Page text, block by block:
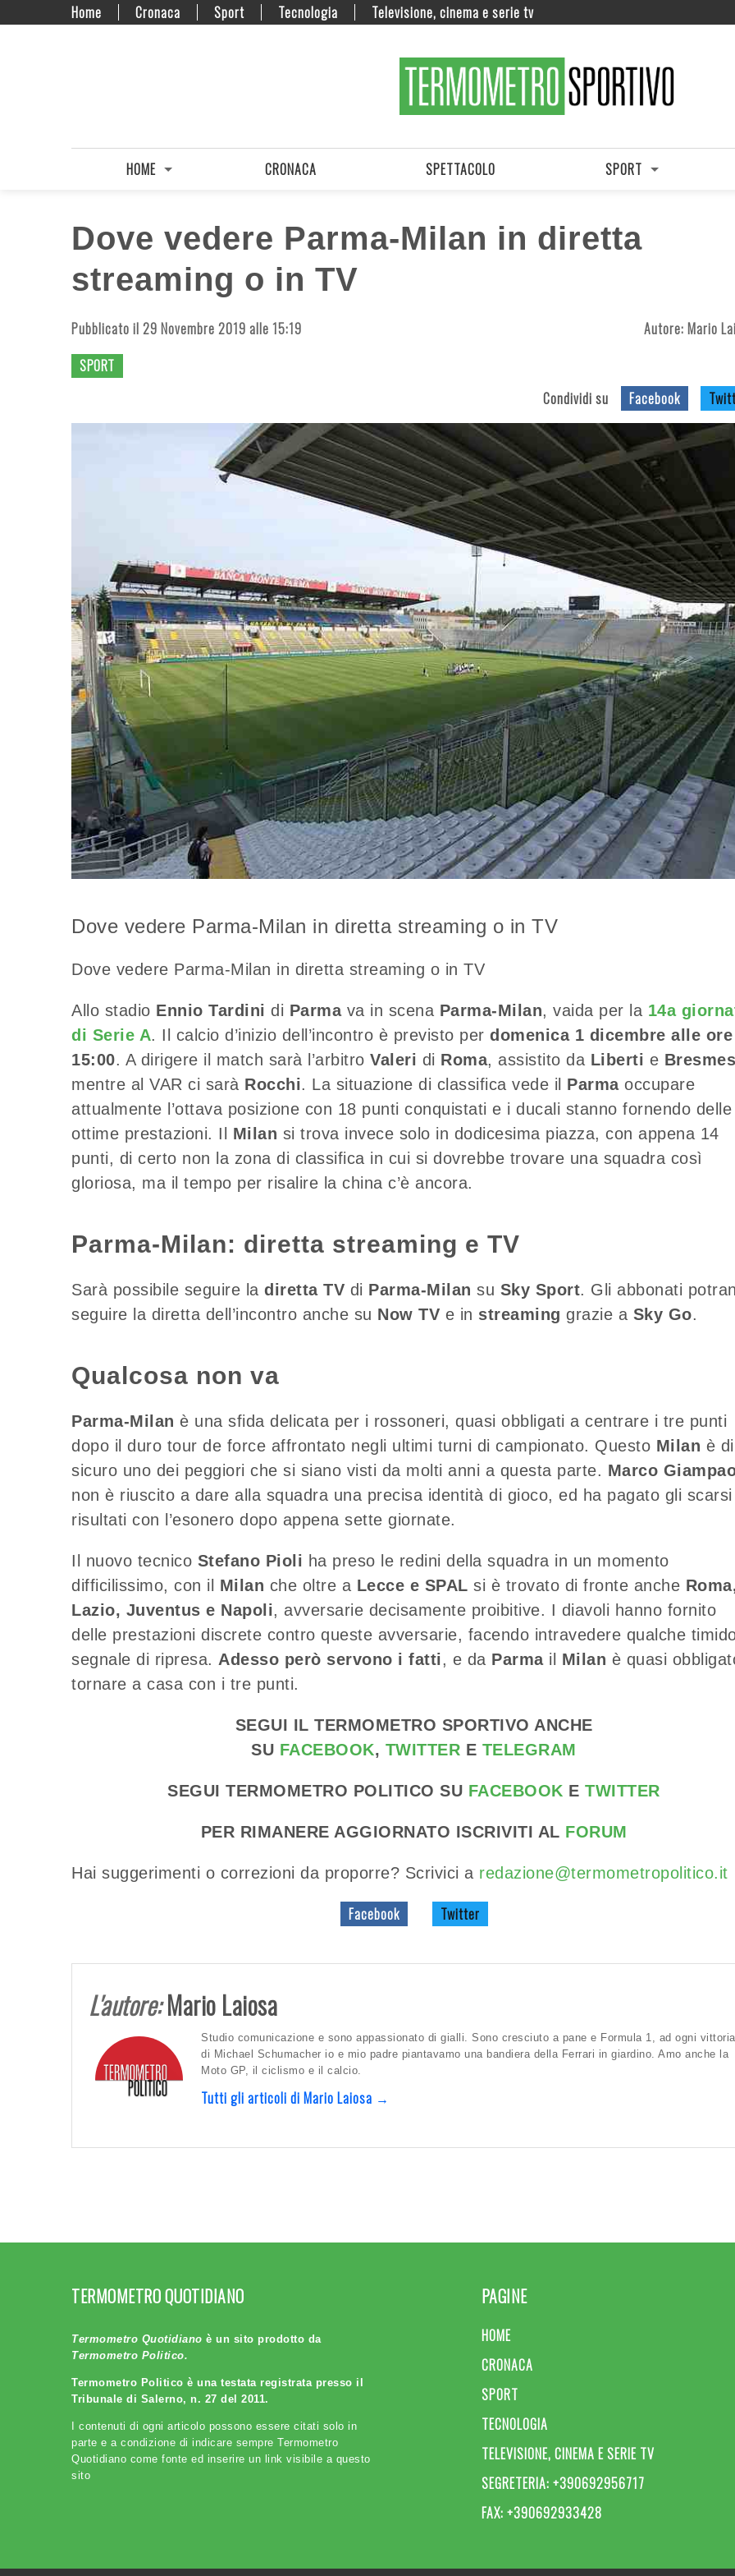
Home Cronaca Sport Tecnologia Televisione, cinema e serie tv
HOME CRONACA SPETTACOLO SPORT
Dove vedere Parma-Milan in diretta
streaming o in TV
Pubblicato il 29 Novembre 2019 alle 15:19 Autore: Mario
SPORT
Condividi su
Facebook
Dove vedere Parma-Milan in diretta streaming o in TV
Dove vedere Parma-Milan in diretta streaming o in TV
Allo stadio Ennio Tardini di Parmava in scena Parma-Milan, vaida per la 14a
di Serie A. Il calcio d’inizio dell’incontro è previsto per domenica 1 dicembre alle ore
15:00. A dirigere il match sarà l’arbitro Valeri di Roma, assistito da Liberti e Bresmes
mentre al VAR ci sarà Rocchi. La situazione di classifica vede il Parmaoccupare
attualmente l’ottava posizione con 18 punti conquistati e i ducali stanno fornendo delle
ottime prestazioni. Il Milan si trova invece solo in dodicesima piazza, con appena 14
punti, di certo non la zona di classifica in cui si dovrebbe trovare una squadra così
gloriosa, ma il tempo per risalire la china c’è ancora.
Parma-Milan: diretta streaming e TV
Sarà possibile seguire la diretta TV di Parma-Milan su Sky Sport. Gli abbonati
seguire la diretta dell’incontro anche su Now TV e in streaming grazie a Sky Go.
Qualcosa non va
Parma-Milan è una sfida delicata per i rossoneri, quasi obbligati a centrare i tre punti
dopo il duro tour de force affrontato negli ultimi turni di campionato. Questo Milan è di
sicuro uno dei peggiori che si siano visti da molti anni a questa parte. Marco
non è riuscito a dare alla squadra una precisa identità di gioco, ed ha pagato gli scarsi
risultati con l’esonero dopo appena sette giornate.
Il nuovo tecnico Stefano Pioli ha preso le redini della squadra in un momento
difficilissimo, con il Milan che oltre a Lecce e SPAL si è trovato di fronte anche
Lazio, Juventus e Napoli, avversarie decisamente proibitive. I diavoli hanno fornito
delle prestazioni discrete contro queste avversarie, facendo intravedere qualche
segnale di ripresa. Adesso però servono i fatti, e da Parmail Milan è quasi
tornare a casa con i tre punti.
SEGUI IL TERMOMETRO SPORTIVO ANCHE
SU FACEBOOK, TWITTER E TELEGRAM
SEGUI TERMOMETRO POLITICO SU FACEBOOK ETWITTER
PER RIMANERE AGGIORNATO ISCRIVITI AL FORUM
Hai suggerimenti o correzioni da proporre? Scrivici a redazione@termometropolitico.it
Facebook Twitter
L'autore:Mario Laiosa
Studio comunicazione e sono appassionato di gialli. Sono cresciuto a pane e Formula 1, ad ogni vittoria
di Michael Schumacher io e mio padre piantavamo una bandiera della Ferrari in giardino. Amo anche la
Moto GP, il ciclismo e il calcio.
Tutti gli articoli di Mario Laiosa →
TERMOMETRO QUOTIDIANO
Termometro Quotidiano è un sito prodotto da
Termometro Politico.
Termometro Politico è una testata registrata presso il
Tribunale di Salerno, n. 27 del 2011.
I contenuti di ogni articolo possono essere citati solo in
parte e a condizione di indicare sempre Termometro
Quotidiano come fonte ed inserire un link visibile a questo
sito
PAGINE
HOME
CRONACA
SPORT
TECNOLOGIA
TELEVISIONE, CINEMA E SERIE TV
SEGRETERIA: +390692956717
FAX: +390692933428